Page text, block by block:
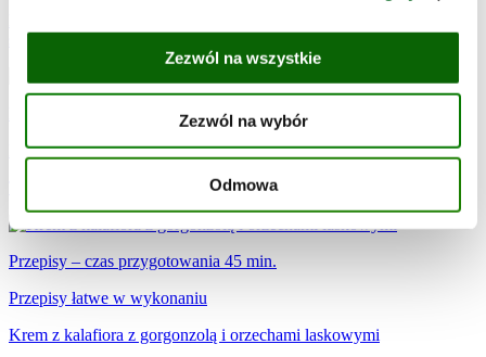
Zezwól na wszystkie
Zezwól na wybór
Odmowa
szpinaku
Przepisy – czas przygotowania 15 min.
Przepisy łatwe w wykonaniu
Tartinki z pastą z buraka i gorgonzoli
Przepisy – czas przygotowania 45 min.
Przepisy łatwe w wykonaniu
Krem z kalafiora z gorgonzolą i orzechami laskowymi